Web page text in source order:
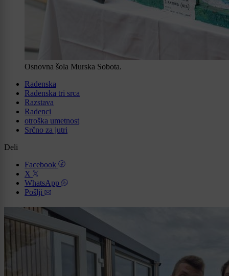
Osnovna šola Murska Sobota.
Radenska
Radenska tri srca
Razstava
Radenci
otroška umetnost
Srčno za jutri
Deli
Facebook
X
WhatsApp
Pošlji